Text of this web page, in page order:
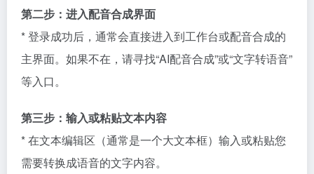
第二步：进入配音合成界面
* 登录成功后，通常会直接进入到工作台或配音合成的
主界面。如果不在，请寻找“AI配音合成”或“文字转语音”
等入口。
第三步：输入或粘贴文本内容
* 在文本编辑区（通常是一个大文本框）输入或粘贴您
需要转换成语音的文字内容。